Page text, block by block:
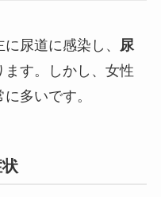
尿道に感染し、
尿
ます。しかし、女性
多いです。